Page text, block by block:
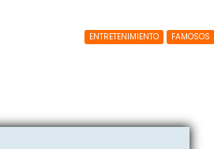
ENTRETENIMIENTO FAMOSOS